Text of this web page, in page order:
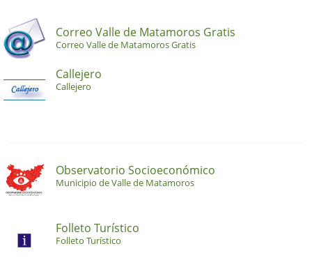
Correo Valle de Matamoros Gratis
Correo Valle de Matamoros Gratis
Callejero
Callejero
Observatorio Socioeconómico
Municipio de Valle de Matamoros
Folleto Turístico
Folleto Turístico